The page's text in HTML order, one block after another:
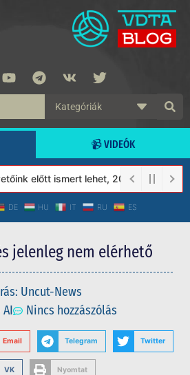
📹 VIDEÓK
előtt ismert lehet, 2023-tól a
DE HU IT RU ES
jelenleg nem elérhető
Uncut-News
AI Nincs hozzászólás
Email Telegram Twitter
VK Nyomtat